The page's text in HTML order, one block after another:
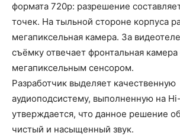
формата 720р: разрешение
точек. На тыльной стороне корпуса
мегапиксельная камера. За
съёмку отвечает фронтальная камера
мегапиксельным сенсором.
Разработчик выделяет качественную
аудиоподсистему, выполненную на
утверждается, что данное решение
чистый и насыщенный звук.